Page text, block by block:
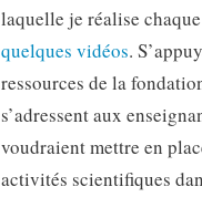
laquelle je réalise
quelques vidéos.
ressources de la
s’adressent aux
voudraient mettre en
activités scientifiques